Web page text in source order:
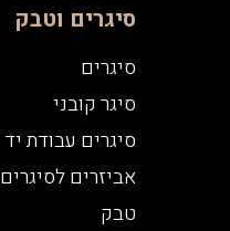
סיגרים וטבק
סיגרים
סיגר קובני
סיגרים עבודת יד
אביזרים לסיגרים
טבק